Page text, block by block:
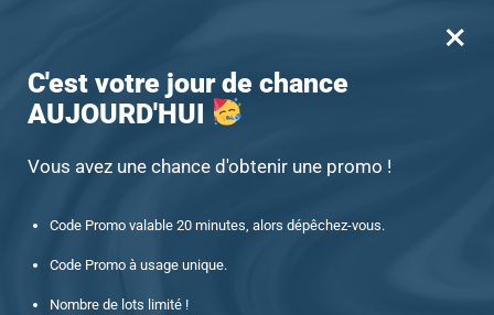
0
-15% offert des 60€ d’achat avec le code : UNIQUE15
Accueil / Produits identifiés “Onyx noir”
Onyx noir
FILTRES
Affichage de 49–54 sur 54 résultats
×
C'est votre jour de chance
AUJOURD'HUI
Vous avez une chance d'obtenir une promo !
Code Promo valable 20 minutes, alors dépêchez-vous.
Code Promo à usage unique.
Nombre de lots limité !